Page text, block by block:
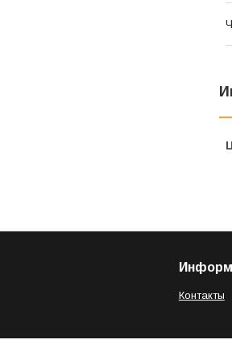
Контакты